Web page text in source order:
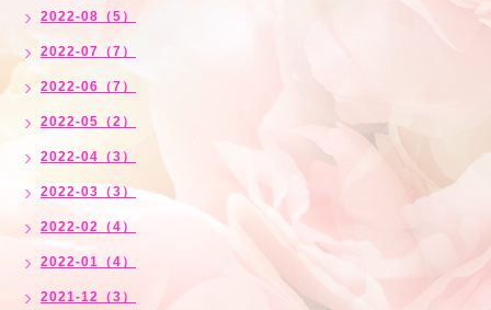
2022-08（5）
2022-07（7）
2022-06（7）
2022-05（2）
2022-04（3）
2022-03（3）
2022-02（4）
2022-01（4）
2021-12（3）